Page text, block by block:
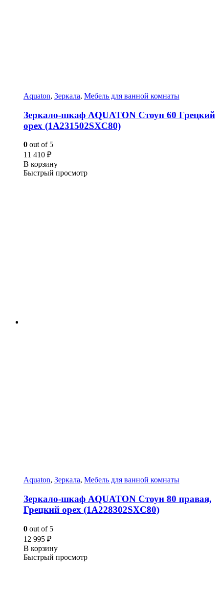
Aquaton, Зеркала, Мебель для ванной комнаты
Зеркало-шкаф AQUATON Стоун 60 Грецкий
орех (1A231502SXC80)
0 out of 5
11 410 ₽
В корзину
Быстрый просмотр
Aquaton, Зеркала, Мебель для ванной комнаты
Зеркало-шкаф AQUATON Стоун 80 правая,
Грецкий орех (1A228302SXC80)
0 out of 5
12 995 ₽
В корзину
Быстрый просмотр